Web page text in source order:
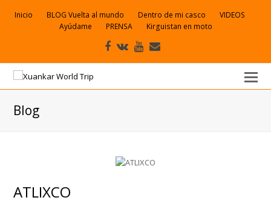
Inicio BLOG Vuelta al mundo Dentro de mi casco
VIDEOS
Ayúdame
PRENSA Kirguistan en moto
Facebook
VK Youtube
electrónico
Blog
ATLIXCO